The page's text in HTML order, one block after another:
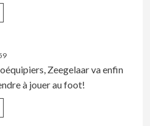
Zeegelaar va enfin
à jouer au foot!